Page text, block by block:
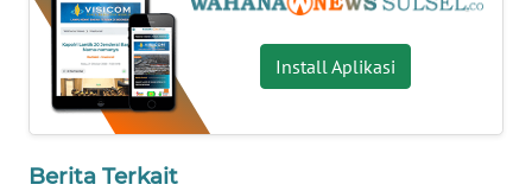
Install Aplikasi
Berita Terkait
WN
BABEL
WN
SUMBAR